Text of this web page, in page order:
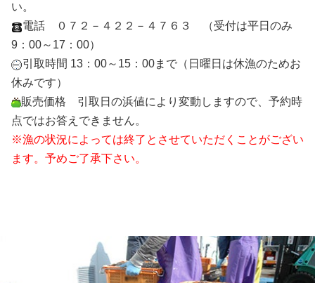
い。
電話 ０７２－４２２－４７６３ （受付は平日のみ
9：00～17：00）
引取時間 13：00～15：00まで（日曜日は休漁のためお
休みです）
販売価格 引取日の浜値により変動しますので、予約時
点ではお答えできません。
※漁の状況によっては終了とさせていただくことがござい
ます。予めご了承下さい。